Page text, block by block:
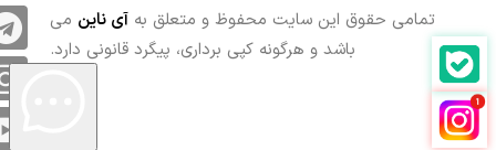
تمامی حقوق این سایت محفوظ و متعلق به آی ناین می
باشد و هرگونه کپی برداری، پیگرد قانونی دارد.